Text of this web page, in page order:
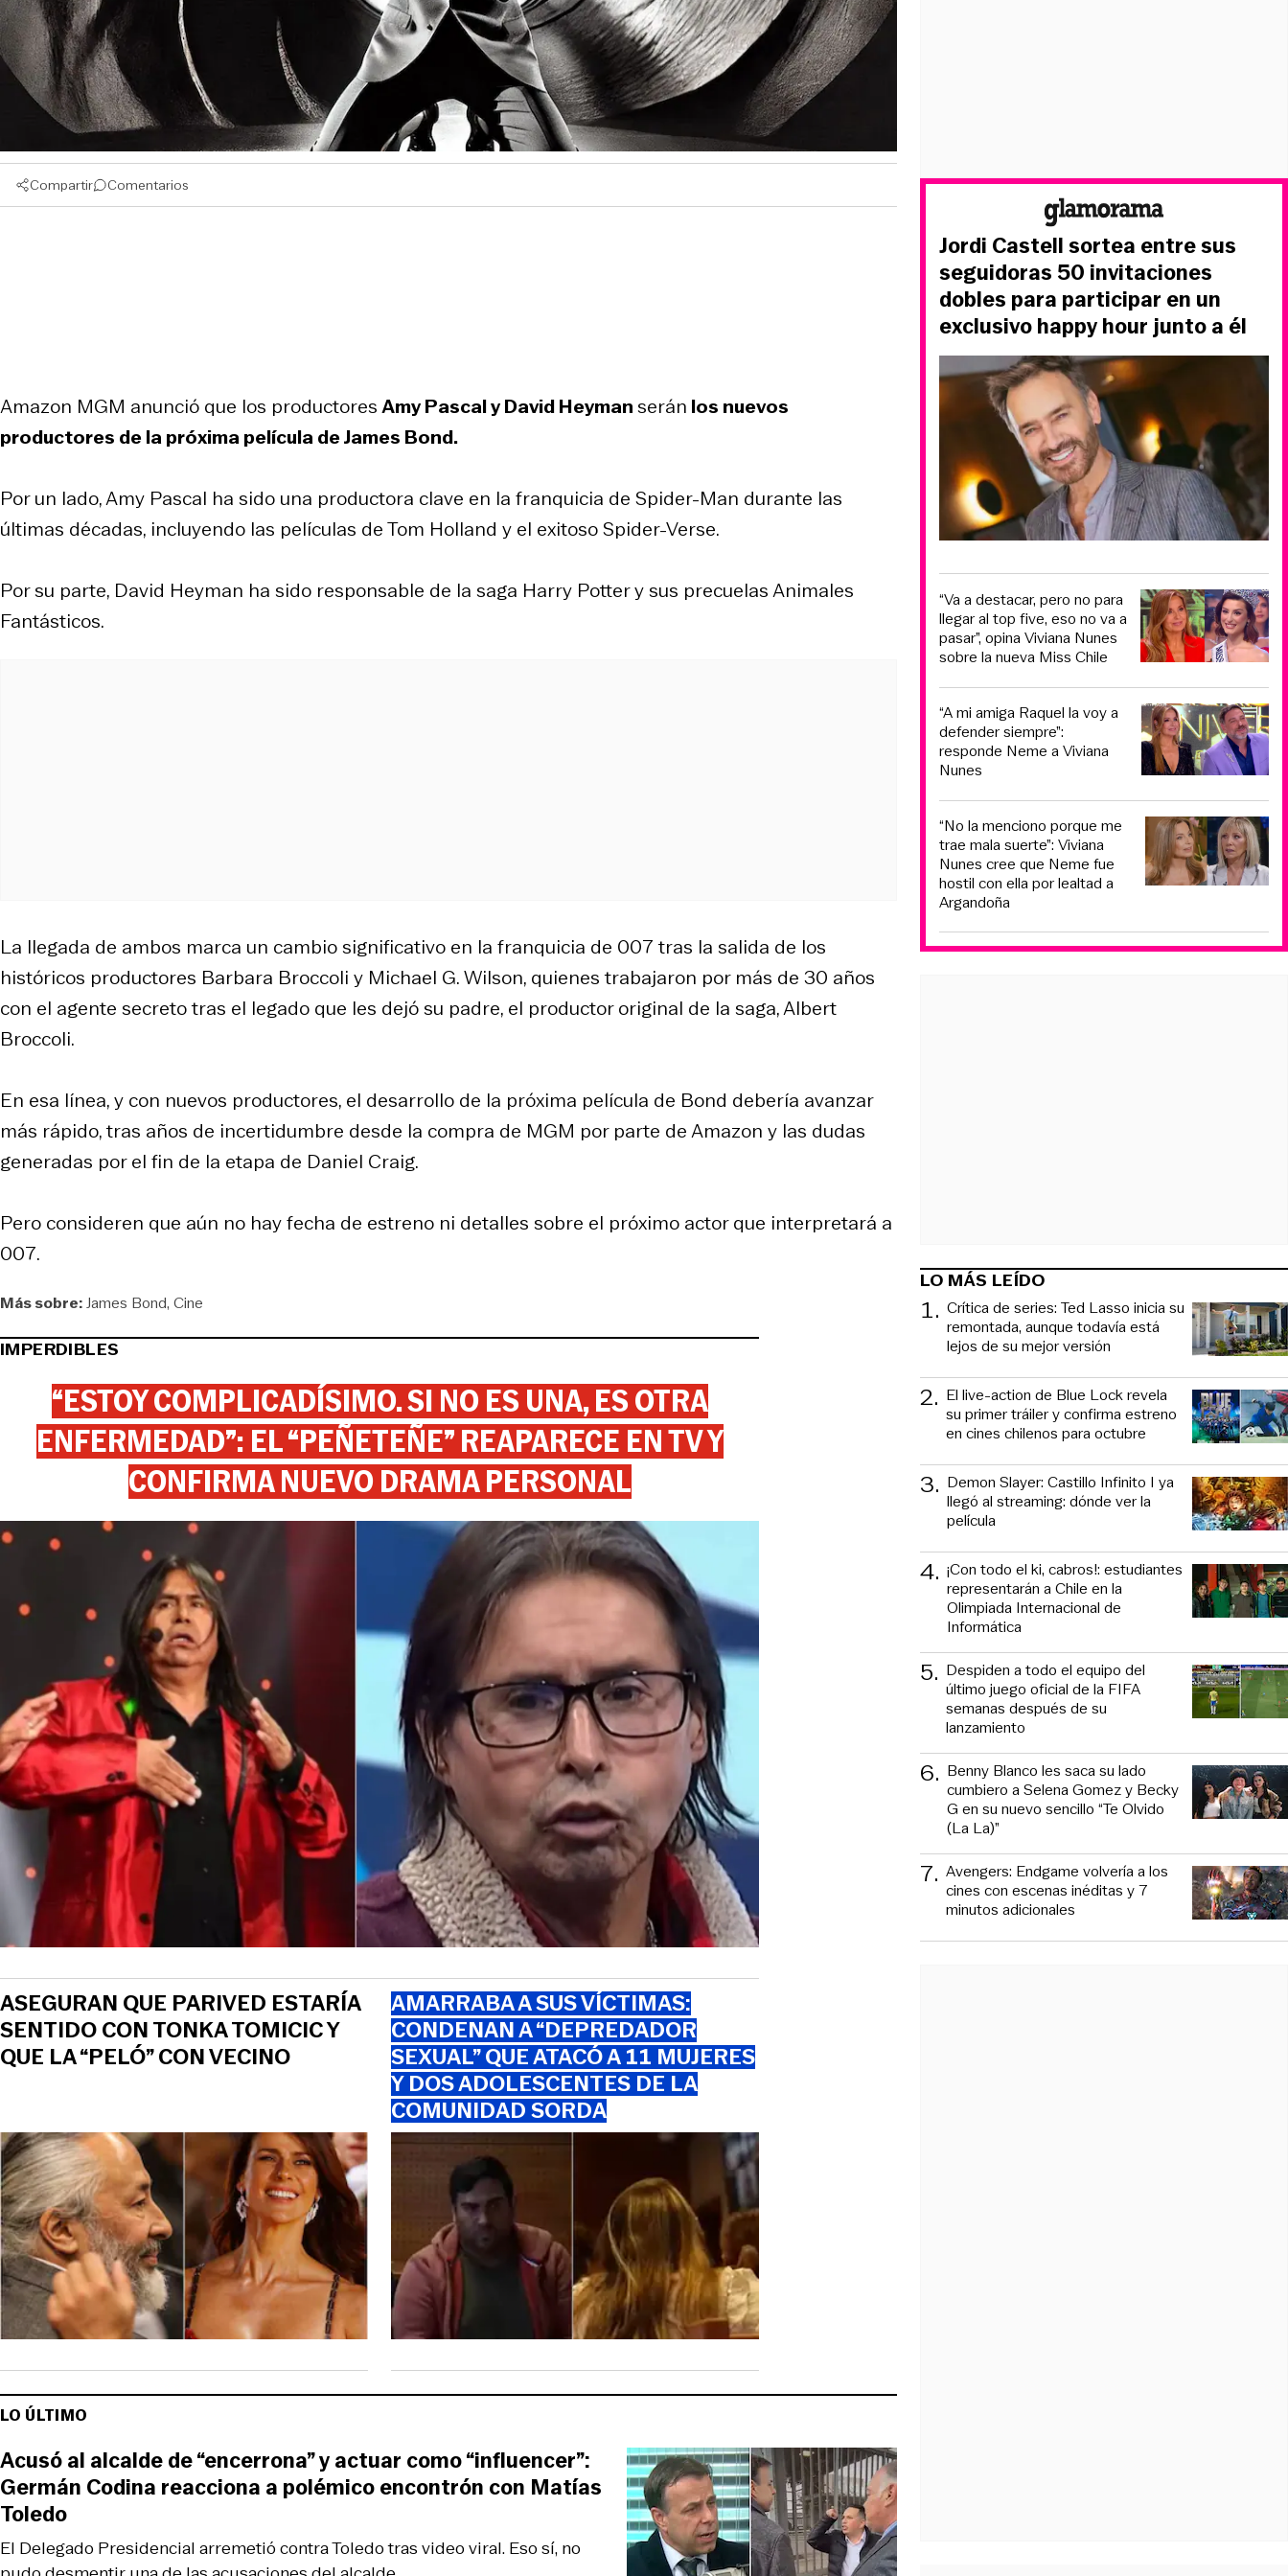
Compartir Comentarios
Amazon MGM anunció que los productoresAmy Pascal y David Heymanserán los nuevos
productores de la próxima película de James Bond.
Por un lado, Amy Pascal ha sido una productora clave en la franquicia de Spider-Man durante las
últimas décadas, incluyendo las películas de Tom Holland y el exitoso Spider-Verse.
Por su parte, David Heyman ha sido responsable de la saga Harry Potter y sus precuelas Animales
Fantásticos.
La llegada de ambos marca un cambio significativo en la franquicia de 007 tras la salida de los
históricos productores Barbara Broccoli y Michael G. Wilson, quienes trabajaron por más de 30 años
con el agente secreto tras el legado que les dejó su padre, el productor original de la saga, Albert
Broccoli.
En esa línea, y con nuevos productores, el desarrollo de la próxima película de Bond debería avanzar
más rápido, tras años de incertidumbre desde la compra de MGM por parte de Amazon y las dudas
generadas por el fin de la etapa de Daniel Craig.
Pero consideren que aún no hay fecha de estreno ni detalles sobre el próximo actor que interpretará a
007.
Más sobre:James Bond Cine
IMPERDIBLES
“ESTOY COMPLICADÍSIMO. SI NO ES UNA, ES OTRA
ENFERMEDAD”: EL “PEÑETEÑE” REAPARECE EN TV Y
CONFIRMA NUEVO DRAMA PERSONAL
ASEGURAN QUE PARIVED ESTARÍA
SENTIDO CON TONKA TOMICIC Y
QUE LA “PELÓ” CON VECINO
AMARRABA A SUS VÍCTIMAS:
CONDENAN A “DEPREDADOR
SEXUAL” QUE ATACÓ A 11 MUJERES
Y DOS ADOLESCENTES DE LA
COMUNIDAD SORDA
LO ÚLTIMO
El Delegado Presidencial arremetió contra Toledo tras video viral. Eso sí, no
Acusó al alcalde de “encerrona” y actuar como “influencer”:
Germán Codina reacciona a polémico encontrón con Matías
Toledo
Jordi Castell sortea entre sus
seguidoras 50 invitaciones
dobles para participar en un
exclusivo happy hour junto a él
“Va a destacar, pero no para
llegar al top five, eso no va a
pasar”, opina Viviana Nunes
sobre la nueva Miss Chile
“A mi amiga Raquel la voy a
defender siempre”:
responde Neme a Viviana
Nunes
“No la menciono porque me
trae mala suerte”: Viviana
Nunes cree que Neme fue
hostil con ella por lealtad a
Argandoña
LO MÁS LEÍDO
1. Crítica de series: Ted Lasso inicia su
remontada, aunque todavía está
lejos de su mejor versión
2. El live-action de Blue Lock revela
su primer tráiler y confirma estreno
en cines chilenos para octubre
3. Demon Slayer: Castillo Infinito I ya
llegó al streaming: dónde ver la
película
4. ¡Con todo el ki, cabros!: estudiantes
representarán a Chile en la
Olimpiada Internacional de
Informática
5. Despiden a todo el equipo del
último juego oficial de la FIFA
semanas después de su
lanzamiento
6. Benny Blanco les saca su lado
cumbiero a Selena Gomez y Becky
G en su nuevo sencillo “Te Olvido
(La La)”
7. Avengers: Endgame volvería a los
cines con escenas inéditas y 7
minutos adicionales